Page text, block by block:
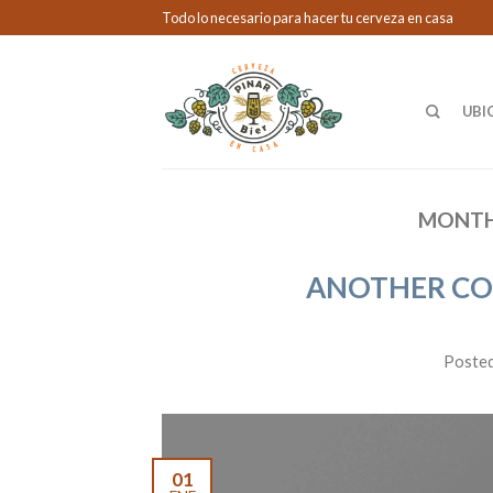
Todo lo necesario para hacer tu cerveza en casa
ANOTHER
01